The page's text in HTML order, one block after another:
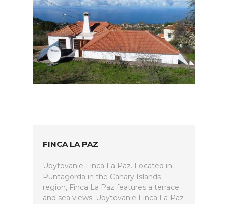
FINCA LA PAZ
Ubytovanie Finca La Paz. Located in
Puntagorda in the Canary Islands
region, Finca La Paz features a terrace
and sea views. Ubytovanie Finca La Paz